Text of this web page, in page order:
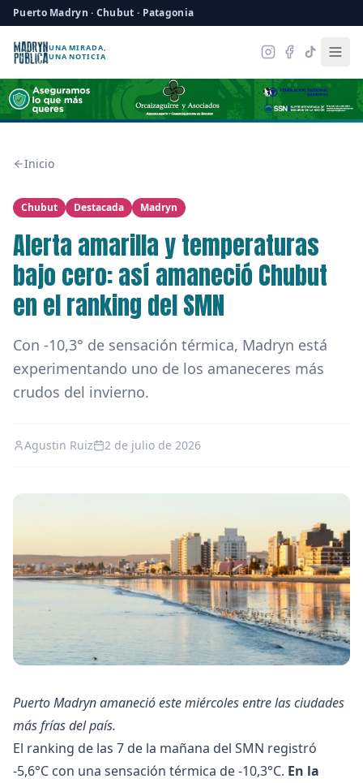
Puerto Madryn · Chubut · Patagonia
UNA MIRADA,
UNA NOTICIA
Inicio
Chubut Destacada Madryn
Alerta amarilla y temperaturas
bajo cero: así amaneció Chubut
en el ranking del SMN
Con -10,3° de sensación térmica, Madryn está
experimentando uno de los amaneceres más
crudos del invierno.
Agustin Ruiz 2 de julio de 2026
Puerto Madryn amaneció este miércoles entre las ciudades
más frías del país.
El ranking de las 7 de la mañana del SMN registró
-5,6°C con una sensación térmica de -10,3°C. En la